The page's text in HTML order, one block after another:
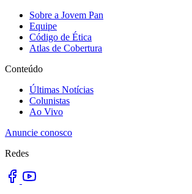
Sobre a Jovem Pan
Equipe
Código de Ética
Atlas de Cobertura
Conteúdo
Últimas Notícias
Colunistas
Ao Vivo
Anuncie conosco
Redes